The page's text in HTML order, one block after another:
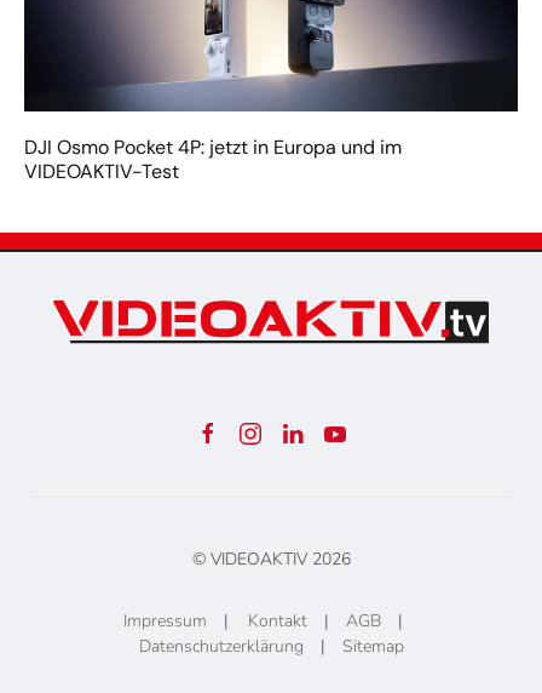
DJI Osmo Pocket 4P: jetzt in Europa und im
VIDEOAKTIV-Test
© VIDEOAKTIV 2026
Impressum | Kontakt| AGB|
Datenschutzerklärung | Sitemap